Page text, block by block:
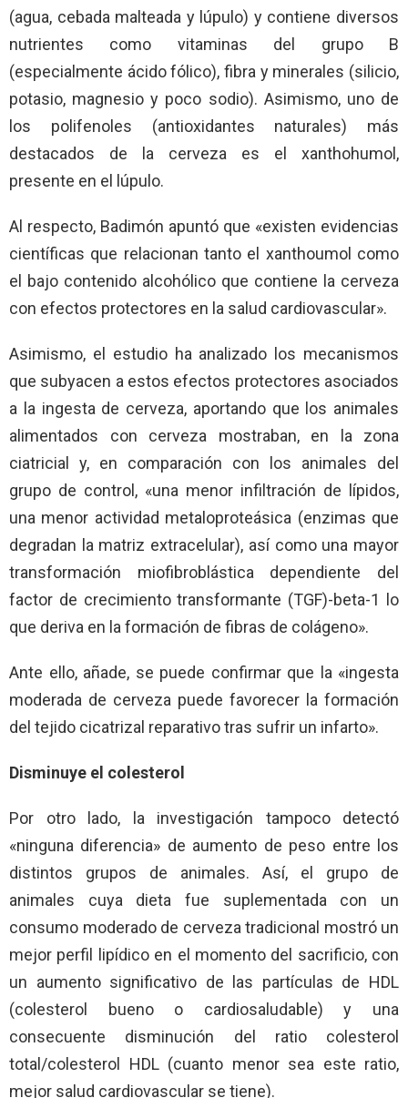
(agua, cebada malteada y lúpulo) y contiene diversos
nutrientes como vitaminas del grupo B
(especialmente ácido fólico), fibra y minerales (silicio,
potasio, magnesio y poco sodio). Asimismo, uno de
los polifenoles (antioxidantes naturales) más
destacados de la cerveza es el xanthohumol,
presente en el lúpulo.
Al respecto, Badimón apuntó que «existen evidencias
científicas que relacionan tanto el xanthoumol como
el bajo contenido alcohólico que contiene la cerveza
con efectos protectores en la salud cardiovascular».
Asimismo, el estudio ha analizado los mecanismos
que subyacen a estos efectos protectores asociados
a la ingesta de cerveza, aportando que los animales
alimentados con cerveza mostraban, en la zona
ciatricial y, en comparación con los animales del
grupo de control, «una menor infiltración de lípidos,
una menor actividad metaloproteásica (enzimas que
degradan la matriz extracelular), así como una mayor
transformación miofibroblástica dependiente del
factor de crecimiento transformante (TGF)-beta-1 lo
que deriva en la formación de fibras de colágeno».
Ante ello, añade, se puede confirmar que la «ingesta
moderada de cerveza puede favorecer la formación
del tejido cicatrizal reparativo tras sufrir un infarto».
Disminuye el colesterol
Por otro lado, la investigación tampoco detectó
«ninguna diferencia» de aumento de peso entre los
distintos grupos de animales. Así, el grupo de
animales cuya dieta fue suplementada con un
consumo moderado de cerveza tradicional mostró un
mejor perfil lipídico en el momento del sacrificio, con
un aumento significativo de las partículas de HDL
(colesterol bueno o cardiosaludable) y una
consecuente disminución del ratio colesterol
total/colesterol HDL (cuanto menor sea este ratio,
mejor salud cardiovascular se tiene).